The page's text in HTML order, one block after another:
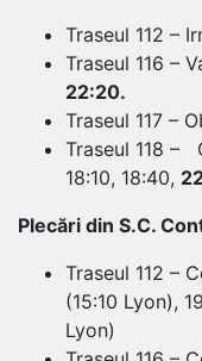
Traseul 112 –
Traseul 116 –
22:20.
Traseul 117 –
Traseul 118 –
18:10, 18:40,
Plecări din S.C.
Traseul 112 –
(15:10 Lyon),
Lyon)